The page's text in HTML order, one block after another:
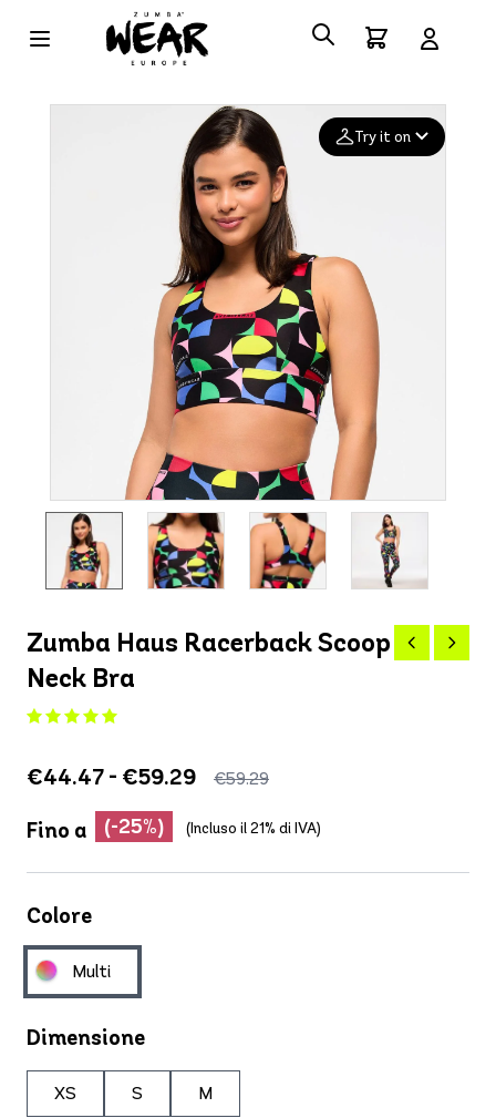
Try it on
Deleted after 24 hours
Zumba Haus Racerback Scoop
Neck Bra
€44.47 - €59.29 €59.29
Fino a (-25%) (Incluso il 21% di IVA)
Colore
Multi
Dimensione
XS S M